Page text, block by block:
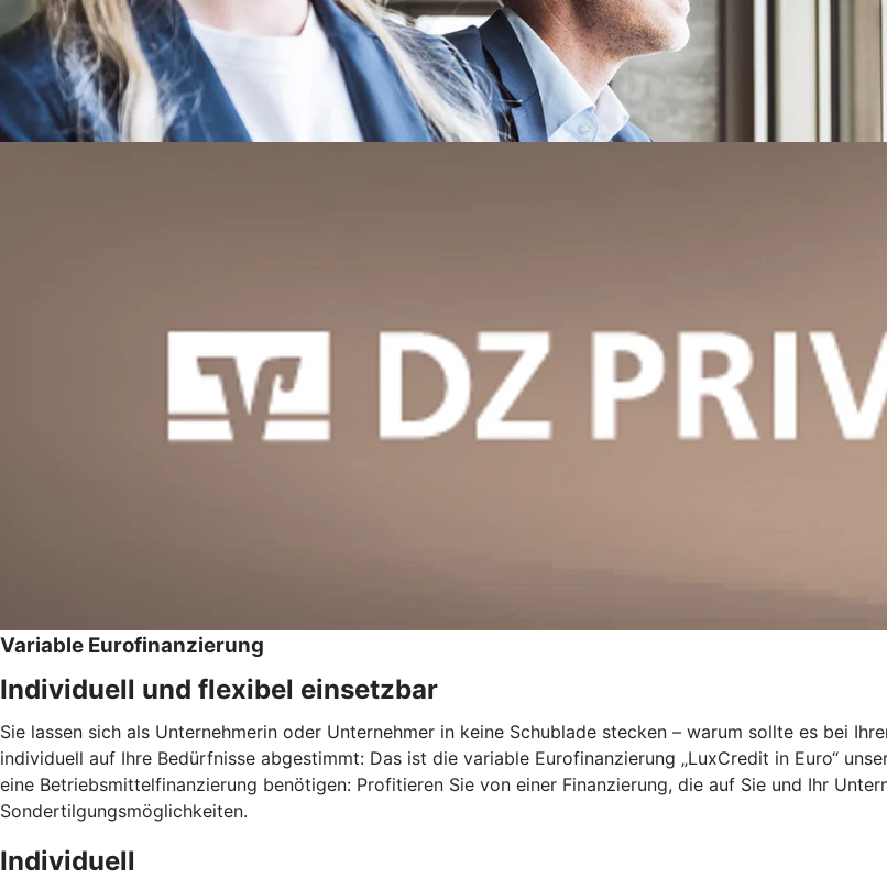
Variable Eurofinanzierung
Individuell und flexibel einsetzbar
Sie lassen sich als Unternehmerin oder Unternehmer in keine Schublade stecken – warum sollte es bei
individuell auf Ihre Bedürfnisse abgestimmt: Das ist die variable Eurofinanzierung „LuxCredit in Euro“
eine Betriebsmittelfinanzierung benötigen: Profitieren Sie von einer Finanzierung, die auf Sie und Ihr
Sondertilgungsmöglichkeiten.
Individuell